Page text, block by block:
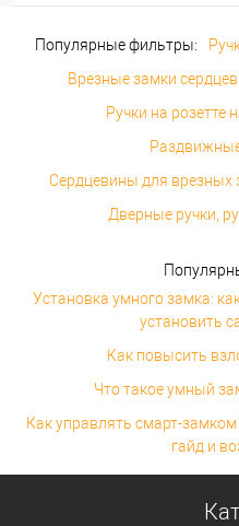
Популярные фильтры:
Врезные замки
Ручки на
Сердцевины для
Дверные ручки,
Установка умного замка:
установить
Как повысить
Что такое умный
Как управлять смарт-
гайд и